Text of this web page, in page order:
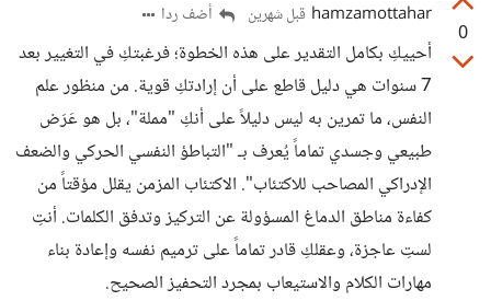
0
hamzamottahar قبل شهرين أضف ردا
أحييكِ بكامل التقدير على هذه الخطوة؛ فرغبتكِ في التغيير بعد
7 سنوات هي دليل قاطع على أن إرادتكِ قوية. من منظور علم
النفس، ما تمرين به ليس دليلاً على أنكِ "مملة"، بل هو عَرَض
طبيعي وجسدي تماماً يُعرف بـ "التباطؤ النفسي الحركي والضعف
الإدراكي المصاحب للاكتئاب". الاكتئاب المزمن يقلل مؤقتاً من
كفاءة مناطق الدماغ المسؤولة عن التركيز وتدفق الكلمات. أنتِ
لستِ عاجزة، وعقلكِ قادر تماماً على ترميم نفسه وإعادة بناء
مهارات الكلام والاستيعاب بمجرد التحفيز الصحيح.